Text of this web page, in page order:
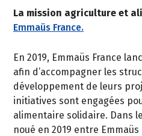
La mission agriculture et
Emmaüs France.
En 2019, Emmaüs France
afin d’accompagner les
développement de leurs
initiatives sont engagées
alimentaire solidaire. Dans
noué en 2019 entre